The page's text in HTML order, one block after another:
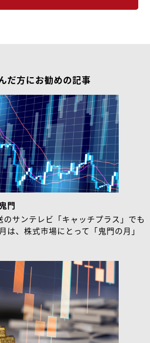
だ方にお勧めの記事
門
のサンテレビ「キャッチプラス」でも
は、株式市場にとって「鬼門の月」